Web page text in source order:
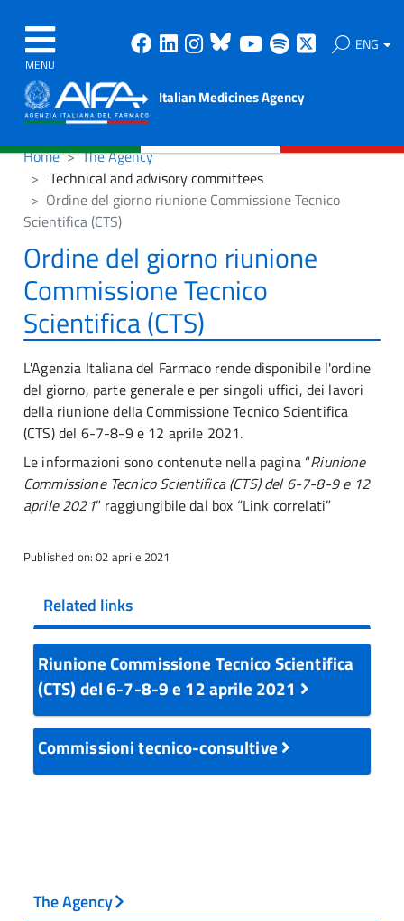
MENU
Facebook
Linkedin
Instagram
Bluesky
Youtube
Spotify ENG
Italian Medicines Agency
Home
The Agency
Technical and advisory committees
Ordine del giorno riunione Commissione Tecnico
Scientifica (CTS)
Ordine del giorno riunione
Commissione Tecnico
Scientifica (CTS)
L'Agenzia Italiana del Farmaco rende disponibile l'ordine
del giorno, parte generale e per singoli uffici, dei lavori
della riunione della Commissione Tecnico Scientifica
(CTS) del 6-7-8-9 e 12 aprile 2021.
Le informazioni sono contenute nella pagina “Riunione
Commissione Tecnico Scientifica (CTS) del 6-7-8-9 e 12
aprile 2021” raggiungibile dal box “Link correlati”
Published on: 02 aprile 2021
Related links
Riunione Commissione Tecnico Scientifica
(CTS) del 6-7-8-9 e 12 aprile 2021
Commissioni tecnico-consultive
The Agency